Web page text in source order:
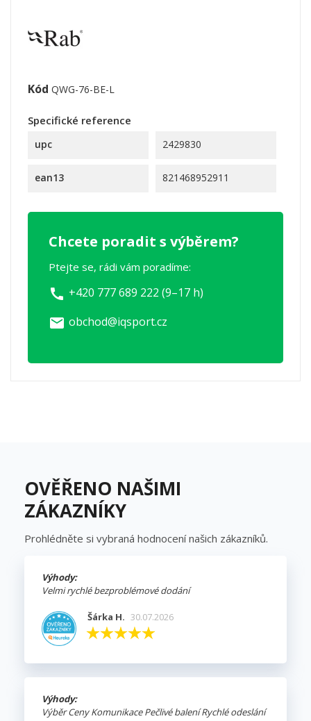
Kód QWG-76-BE-L
Specifické reference
upc 2429830
ean13 821468952911
Chcete poradit s výběrem?
Ptejte se, rádi vám poradíme:
call +420 777 689 222 (9–17 h)
email obchod@iqsport.cz
OVĚŘENO NAŠIMI
ZÁKAZNÍKY
Prohlédněte si vybraná hodnocení našich zákazníků.
Výhody:
Velmi rychlé bezproblémové dodání
Šárka H. 30.07.2026
Výhody:
Výběr Ceny Komunikace Pečlivé balení Rychlé odeslání